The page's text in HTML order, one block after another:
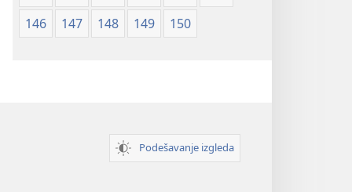
146
147 148 149 150
Podešavanje izgleda